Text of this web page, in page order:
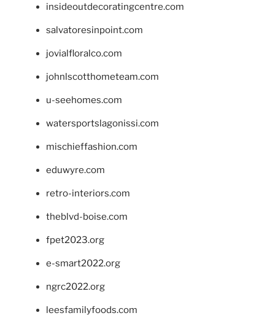
insideoutdecoratingcentre.com
salvatoresinpoint.com
jovialfloralco.com
johnlscotthometeam.com
u-seehomes.com
watersportslagonissi.com
mischieffashion.com
eduwyre.com
retro-interiors.com
theblvd-boise.com
fpet2023.org
e-smart2022.org
ngrc2022.org
leesfamilyfoods.com